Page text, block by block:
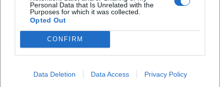
Personal Data that Is Unrelated with the
Purposes for which it was collected.
Opted Out
CONFIRM
Data Deletion Data Access Privacy Policy